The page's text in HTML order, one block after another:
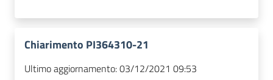
Chiarimento PI364310-21
Ultimo aggiornamento:03/12/2021 09:53